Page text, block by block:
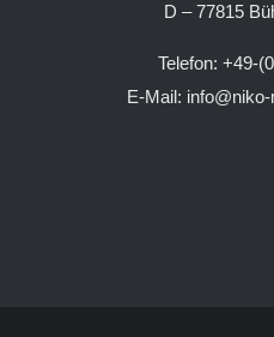
D – 77815
Telefon: +49-
E-Mail: